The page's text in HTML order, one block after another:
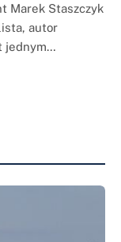
Marek Staszczyk
autor
jednym…